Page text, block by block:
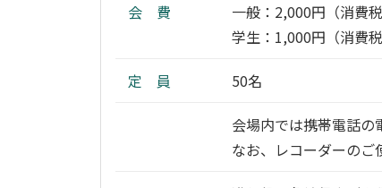
会 費
一般：2,000円（消費税
学生：1,000円（消費
定 員 50名
会場内では携帯電話の
なお、レコーダーのご